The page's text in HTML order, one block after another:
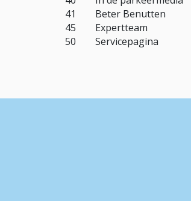
41 Beter Benutten
45 Expertteam
50 Servicepagina